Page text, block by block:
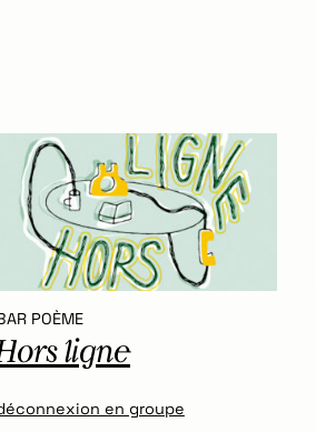
POÈME
ligne
en groupe